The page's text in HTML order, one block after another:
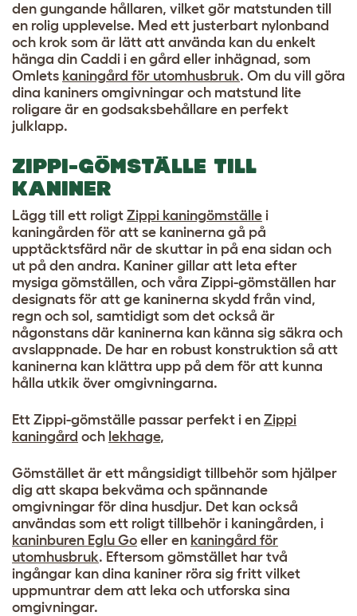
den gungande hållaren, vilket gör matstunden till
en rolig upplevelse. Med ett justerbart nylonband
och krok som är lätt att använda kan du enkelt
hänga din Caddi i en gård eller inhägnad, som
Omlets kaningård för utomhusbruk. Om du vill göra
dina kaniners omgivningar och matstund lite
roligare är en godsaksbehållare en perfekt
julklapp.
ZIPPI-GÖMSTÄLLE TILL
KANINER
Lägg till ett roligt Zippi kaningömställe i
kaningården för att se kaninerna gå på
upptäcktsfärd när de skuttar in på ena sidan och
ut på den andra. Kaniner gillar att leta efter
mysiga gömställen, och våra Zippi-gömställen har
designats för att ge kaninerna skydd från vind,
regn och sol, samtidigt som det också är
någonstans där kaninerna kan känna sig säkra och
avslappnade. De har en robust konstruktion så att
kaninerna kan klättra upp på dem för att kunna
hålla utkik över omgivningarna.
Ett Zippi-gömställe passar perfekt i en Zippi
kaningård och lekhage,
Gömstället är ett mångsidigt tillbehör som hjälper
dig att skapa bekväma och spännande
omgivningar för dina husdjur. Det kan också
användas som ett roligt tillbehör i kaningården, i
kaninburen Eglu Go eller en kaningård för
utomhusbruk. Eftersom gömstället har två
ingångar kan dina kaniner röra sig fritt vilket
uppmuntrar dem att leka och utforska sina
omgivningar.